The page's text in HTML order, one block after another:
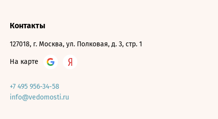
Контакты
127018, г. Москва, ул. Полковая, д. 3, стр. 1
На карте
+7 495 956-34-58
info@vedomosti.ru